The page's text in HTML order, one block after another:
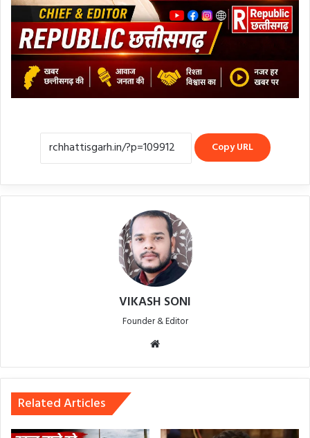
Copy URL
VIKASH SONI
Founder & Editor
Related Articles